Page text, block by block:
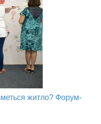
житло? Форум-